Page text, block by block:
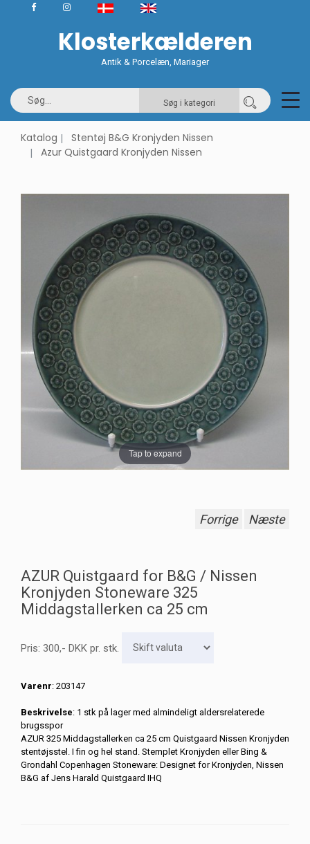
Klosterkælderen
Antik & Porcelæn, Mariager
Søg i kategori
Katalog
Stentøj B&G Kronjyden Nissen
Azur Quistgaard Kronjyden Nissen
Tap to expand
Forrige Næste
AZUR Quistgaard for B&G / Nissen
Kronjyden Stoneware 325
Middagstallerken ca 25 cm
Pris: 300,- DKK pr. stk.
Varenr: 203147
Beskrivelse: 1 stk på lager med almindeligt aldersrelaterede
brugsspor
AZUR 325 Middagstallerken ca 25 cm Quistgaard Nissen Kronjyden
stentøjsstel. I fin og hel stand. Stemplet Kronjyden eller Bing &
Grondahl Copenhagen Stoneware: Designet for Kronjyden, Nissen
B&G af Jens Harald Quistgaard IHQ